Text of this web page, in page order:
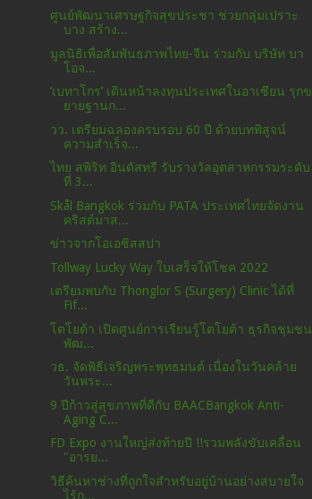
ศูนย์พัฒนาเศรษฐกิจสุขประชา ช่วยกลุ่มเปราะ
บาง สร้าง...
มูลนิธิเพื่อสัมพันธภาพไทย-จีน ร่วมกับ บริษัท บา
โอจ...
‘เบทาโกร’ เดินหน้าลงทุนประเทศในอาเซียน รุกข
ยายฐานก...
วว. เตรียมฉลองครบรอบ 60 ปี ด้วยบทพิสูจน์
ความสำเร็จ...
ไทย สพิริท อินดัสทรี รับรางวัลอุตสาหกรรมระดับ
ที่ 3...
Skål Bangkok ร่วมกับ PATA ประเทศไทยจัดงาน
คริสต์มาส...
ข่าวจากโอเอซิสสปา
Tollway Lucky Way ใบเสร็จให้โชค 2022
เตรียมพบกับ Thonglor S (Surgery) Clinic ได้ที่
Fif...
โตโยต้า เปิดศูนย์การเรียนรู้โตโยต้า ธุรกิจชุมชน
พัฒ...
วธ. จัดพิธีเจริญพระพุทธมนต์ เนื่องในวันคล้าย
วันพระ...
9 ปีก้าวสู่สุขภาพที่ดีกับ BAACBangkok Anti-
Aging C...
FD Expo งานใหญ่ส่งท้ายปี !!รวมพลังขับเคลื่อน
"อารย...
วิธีค้นหาช่างที่ถูกใจสำหรับอยู่บ้านอย่างสบายใจ
ไร้ก...